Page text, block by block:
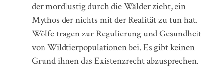
der mordlustig durch die Wälder zieht, ein
Mythos der nichts mit der Realität zu tun hat.
Wölfe tragen zur Regulierung und Gesundheit
von Wildtierpopulationen bei. Es gibt keinen
Grund ihnen das Existenzrecht abzusprechen.